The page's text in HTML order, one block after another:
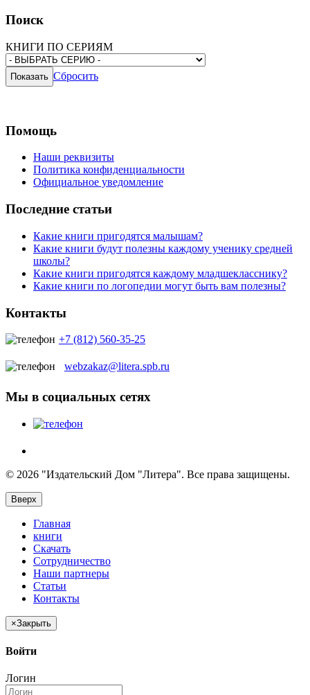
Поиск
КНИГИ ПО СЕРИЯМ
Сбросить
Помощь
Наши реквизиты
Политика конфиденциальности
Официальное уведомление
Последние статьи
Какие книги пригодятся малышам?
Какие книги будут полезны каждому ученику средней
школы?
Какие книги пригодятся каждому младшекласснику?
Какие книги по логопедии могут быть вам полезны?
Контакты
+7 (812) 560-35-25
webzakaz@litera.spb.ru
Мы в социальных сетях
© 2026 "Издательский Дом "Литера". Все права защищены.
Вверх
Главная
книги
Скачать
Сотрудничество
Наши партнеры
Статьи
Контакты
×Закрыть
Войти
Логин